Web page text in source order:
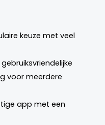
keuze met veel
voor meerdere
app met een